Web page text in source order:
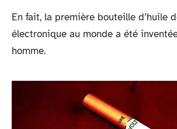
En fait, la première bouteille d’huile
électronique au monde a été
homme.